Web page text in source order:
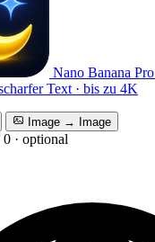
Nano Banana Pro
Text · bis zu 4K
Image → Image
0 · optional